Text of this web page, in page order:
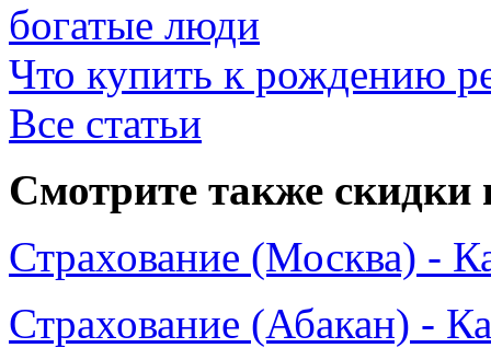
богатые люди
Что купить к рождению
Все статьи
Смотрите также скидки
Страхование (Москва) -
Страхование (Абакан) -